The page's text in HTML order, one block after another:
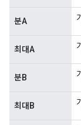
분A
최대A
분B
최대B